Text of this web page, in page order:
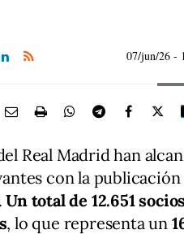
07/jun/26 -
Real Madrid han
con la
Un total de 12.651
, lo que representa un